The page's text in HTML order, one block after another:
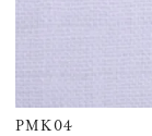
PMK04